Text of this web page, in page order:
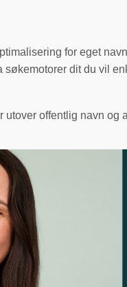
for eget
søkemotorer dit du vil
offentlig navn og